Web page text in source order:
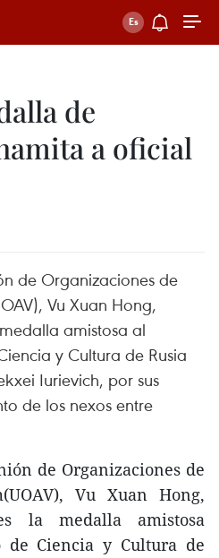
de
a oficial
de Organizaciones de
Vu Xuan Hong,
amistosa al
y Cultura de Rusia
Iurievich, por sus
de los nexos entre
de Organizaciones de
Vu Xuan Hong,
la medalla amistosa
de Ciencia y Cultura de